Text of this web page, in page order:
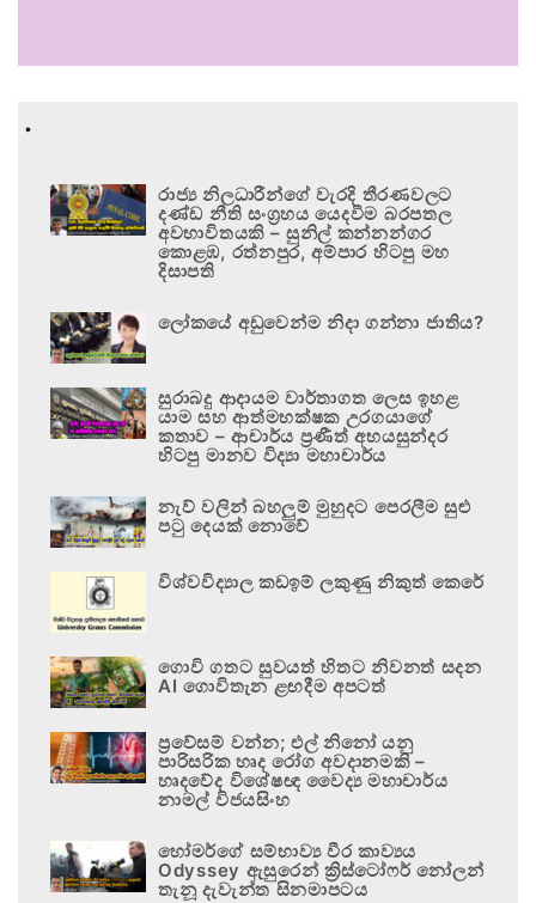
.
රාජ්‍ය නිලධාරීන්ගේ වැරදි තීරණවලට
දණ්ඩ නීති සංග්‍රහය යෙදවීම බරපතල
අවභාවිතයකි – සුනිල් කන්නන්ගර
කොළඹ, රත්නපුර, අම්පාර හිටපු මහ
දිසාපති
ලෝකයේ අඩුවෙන්ම නිදා ගන්නා ජාතිය?
සුරාබදු ආදායම වාර්තාගත ලෙස ඉහළ
යාම සහ ආත්මභක්ෂක උරගයාගේ
කතාව – ආචාර්ය ප්‍රණීත් අභයසුන්දර
හිටපු මානව විද්‍යා මහාචාර්ය
නැව් වලින් බහලුම් මුහුදට පෙරලීම සුළු
පටු දෙයක් නොවේ
විශ්වවිද්‍යාල කඩඉම් ලකුණු නිකුත් කෙරේ
ගොවි ගතට සුවයත් හිතට නිවනත් සදන
AI ගොවිතැන ළඟදීම අපටත්
ප්‍රවේසම් වන්න; එල් නිනෝ යනු
පාරිසරික හෘද රෝග අවදානමකි –
හෘදවේද විශේෂඥ වෛද්‍ය මහාචාර්ය
නාමල් විජයසිංහ
හෝමර්ගේ සම්භාව්‍ය වීර කාව්‍යය
Odyssey ඇසුරෙන් ක්‍රිස්ටෝෆර් නෝලන්
තැනූ දැවැන්ත සිනමාපටය